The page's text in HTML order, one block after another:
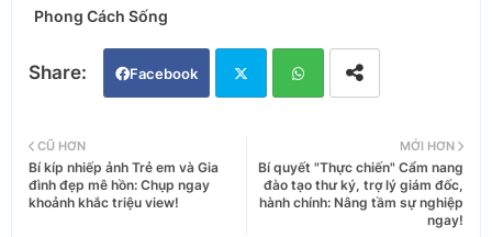
Phong Cách Sống
Facebook
ats
MỚI HƠN
Bí quyết "Thực chiến" Cẩm nang
đào tạo thư ký, trợ lý giám đốc,
hành chính: Nâng tầm sự nghiệp
ngay!
CŨ HƠN
Bí kíp nhiếp ảnh Trẻ em và Gia
đình đẹp mê hồn: Chụp ngay
khoảnh khắc triệu view!